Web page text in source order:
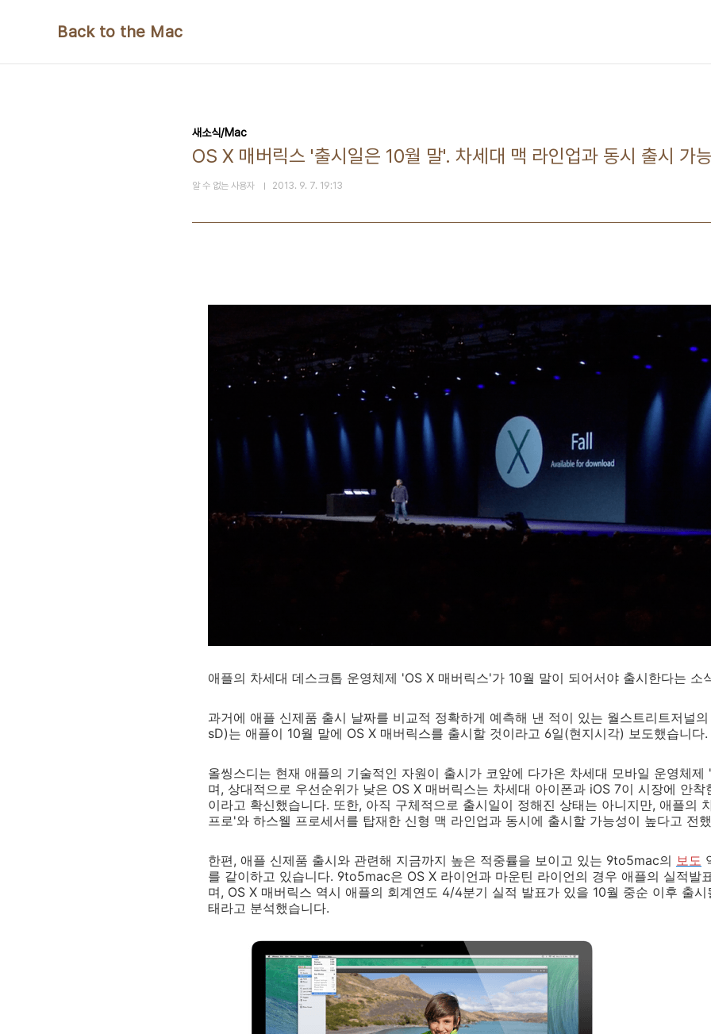
Back to the Mac
새소식/Mac
OS X 매버릭스 '출시일은 10월 말'. 차세대 맥 라인업과 동시 출시 가
알 수 없는 사용자 2013. 9. 7. 19:13
애플의 차세대 데스크톱 운영체제 'OS X 매버릭스'가 10월 말이 되어서야 출시한다는 소
과거에 애플 신제품 출시 날짜를 비교적 정확하게 예측해 낸 적이 있는 월스트리트저널의
sD)는 애플이 10월 말에 OS X 매버릭스를 출시할 것이라고 6일(현지시각) 보도했습니다.
올씽스디는 현재 애플의 기술적인 자원이 출시가 코앞에 다가온 차세대 모바일 운영체
며, 상대적으로 우선순위가 낮은 OS X 매버릭스는 차세대 아이폰과 iOS 7이 시장에 안착
이라고 확신했습니다. 또한, 아직 구체적으로 출시일이 정해진 상태는 아니지만, 애플의
프로'와 하스웰 프로세서를 탑재한 신형 맥 라인업과 동시에 출시할 가능성이 높다고 전
한편, 애플 신제품 출시와 관련해 지금까지 높은 적중률을 보이고 있는 9to5mac의 보도
를 같이하고 있습니다. 9to5mac은 OS X 라이언과 마운틴 라이언의 경우 애플의 실적발
며, OS X 매버릭스 역시 애플의 회계연도 4/4분기 실적 발표가 있을 10월 중순 이후 출
태라고 분석했습니다.